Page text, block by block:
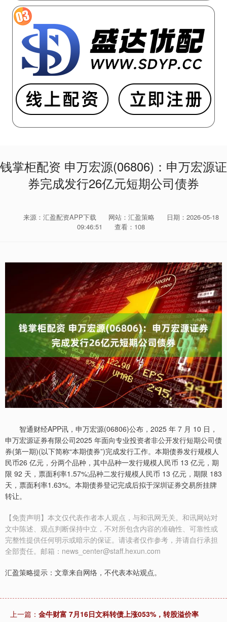
钱掌柜配资 申万宏源(06806)：申万宏源证
券完成发行26亿元短期公司债券
来源：汇盈配资APP下载 网站：汇盈策略
日期：2026-05-18
09:46:51
查看：108
智通财经APP讯，申万宏源(06806)公布，2025 年 7 月 10 日，
申万宏源证券有限公司2025 年面向专业投资者非公开发行短期公司债
券(第一期)(以下简称“本期债券”)完成发行工作。本期债券发行规模人
民币26 亿元，分两个品种，其中品种一发行规模人民币 13 亿元，期
限 92 天，票面利率1.57%;品种二发行规模人民币 13 亿元，期限 183
天，票面利率1.63%。本期债券登记完成后拟于深圳证券交易所挂牌
转让。
【免责声明】本文仅代表作者本人观点，与和讯网无关。和讯网站对
文中陈述、观点判断保持中立，不对所包含内容的准确性、可靠性或
完整性提供任何明示或暗示的保证。请读者仅作参考，并请自行承担
全部责任。邮箱：news_center@staff.hexun.com
汇盈策略提示：文章来自网络，不代表本站观点。
上一篇： 金牛财富 7月16日文科转债上涨053%，转股溢价率